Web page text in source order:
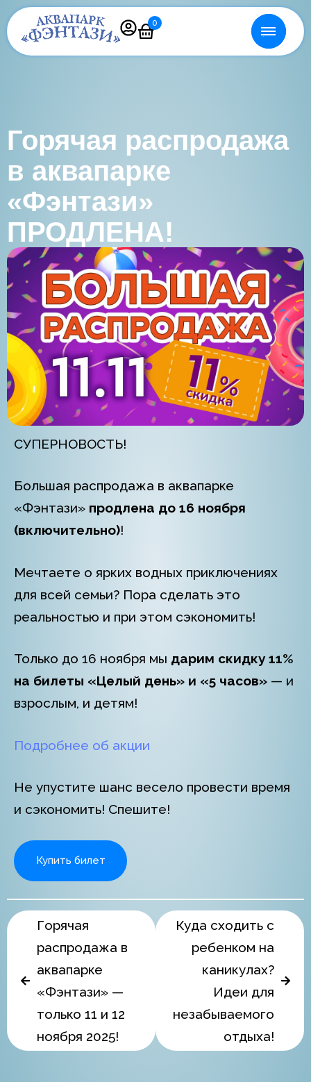
0
Горячая распродажа
в аквапарке
«Фэнтази»
ПРОДЛЕНА!
СУПЕРНОВОСТЬ!
Большая распродажа в аквапарке
«Фэнтази» продлена до 16 ноября
(включительно)!
Мечтаете о ярких водных приключениях
для всей семьи? Пора сделать это
реальностью и при этом сэкономить!
Только до 16 ноября мы дарим скидку 11%
на билеты «Целый день» и «5 часов» — и
взрослым, и детям!
Подробнее об акции
Не упустите шанс весело провести время
и сэкономить! Спешите!
Купить билет
Горячая
распродажа в
аквапарке
«Фэнтази» —
только 11 и 12
ноября 2025!
Куда сходить с
ребенком на
каникулах?
Идеи для
незабываемого
отдыха!